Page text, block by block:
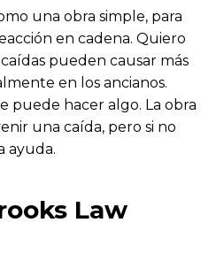
una obra simple, para
en cadena. Quiero
pueden causar más
en los ancianos.
puede hacer algo. La obra
una caída, pero si no
ayuda.
Law